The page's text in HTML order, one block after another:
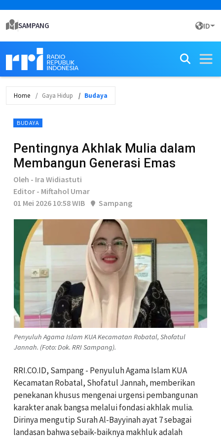
SAMPANG ID
Home Gaya Hidup Budaya
BUDAYA
Pentingnya Akhlak Mulia dalam
Membangun Generasi Emas
Oleh - Ira Widiastuti
Editor - Miftahol Umar
01 Mei 2026 10:58 WIB
Sampang
Penyuluh Agama Islam KUA Kecamatan Robatal, Shofatul
Jannah. (Foto: Dok. RRI Sampang).
RRI.CO.ID, Sampang - Penyuluh Agama Islam KUA
Kecamatan Robatal, Shofatul Jannah, memberikan
penekanan khusus mengenai urgensi pembangunan
karakter anak bangsa melalui fondasi akhlak mulia.
Dirinya mengutip Surah Al-Bayyinah ayat 7 sebagai
landasan bahwa sebaik-baiknya makhluk adalah